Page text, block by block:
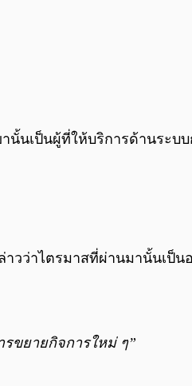
นั้นเป็นผู้ที่ให้บริการด้านระบบ
าวว่าไตรมาสที่ผ่านมานั้นเป็น
ขยายกิจการใหม่ ๆ”